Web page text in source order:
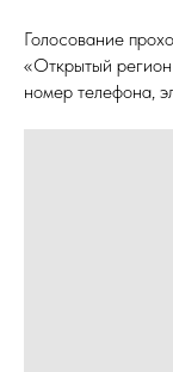
Голосование
«Открытый
номер телефона,